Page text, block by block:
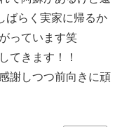
ばらく実家に帰るか
っています笑
てきます！！
謝しつつ前向きに頑